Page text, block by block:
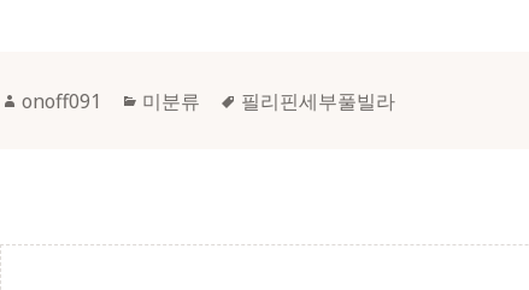
Author
onoff091 Categories
미분류 Tags
필리핀세부풀빌라